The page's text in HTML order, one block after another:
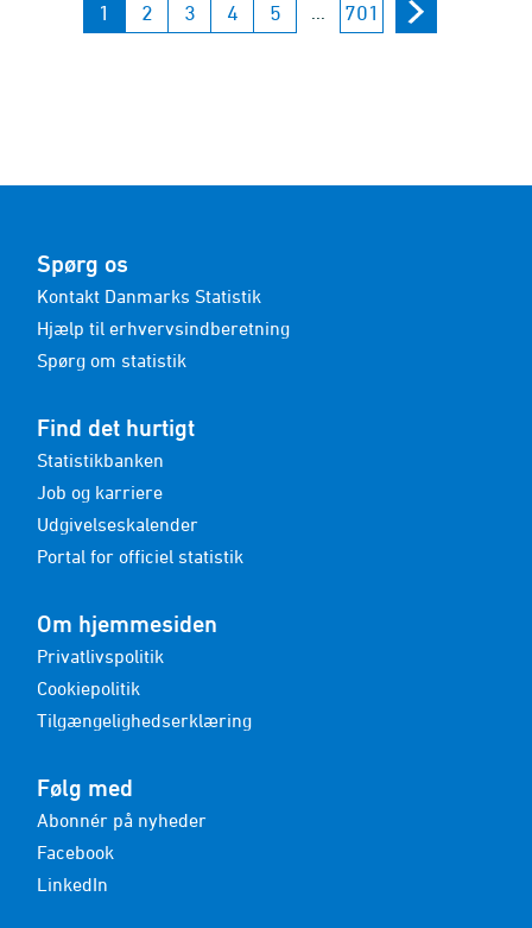
1 2 3 4 5 701
Spørg os
Kontakt Danmarks Statistik
Hjælp til erhvervsindberetning
Spørg om statistik
Find det hurtigt
Statistikbanken
Job og karriere
Udgivelseskalender
Portal for officiel statistik
Om hjemmesiden
Privatlivspolitik
Cookiepolitik
Tilgængelighedserklæring
Følg med
Abonnér på nyheder
Facebook
LinkedIn